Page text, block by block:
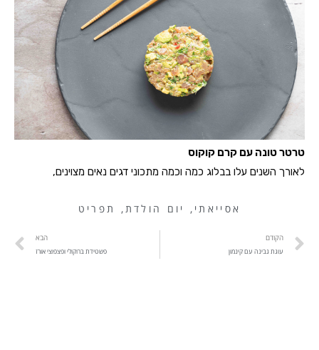
טרטר טונה עם קרם קוקוס
לאורך השנים עלו בבלוג כמה וכמה מתכוני דגים נאים מצוינים,
אסייאתי , יום הולדת, תפריט
הקודם
עוגת גבינה עם קינמון
הבא
פשטידת ברוקולי ופצפוצי אורז